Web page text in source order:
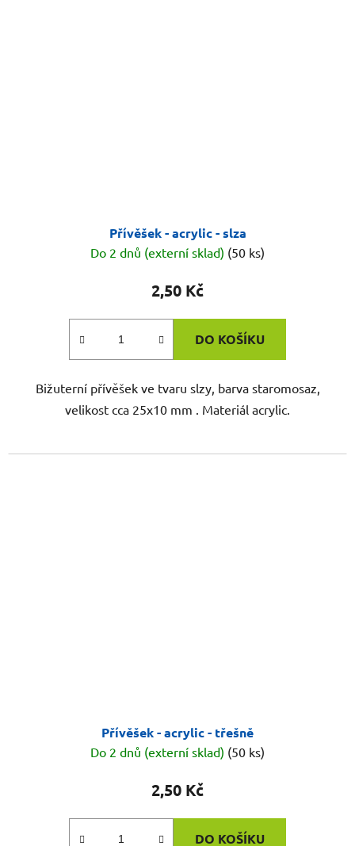
Přívěšek - acrylic - slza
Do 2 dnů (externí sklad) (50 ks)
2,50 Kč
DO KOŠÍKU
Bižuterní přívěšek ve tvaru slzy, barva staromosaz,
velikost cca 25x10 mm . Materiál acrylic.
Přívěšek - acrylic - třešně
Do 2 dnů (externí sklad) (50 ks)
2,50 Kč
DO KOŠÍKU